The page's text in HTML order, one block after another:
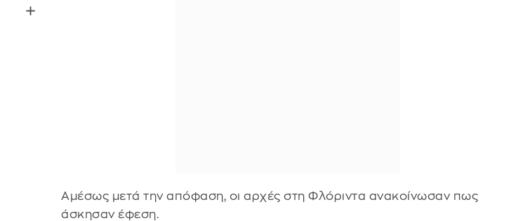
Αμέσως μετά την απόφαση, οι αρχές στη Φλόριντα ανακοίνωσαν πως
άσκησαν έφεση.